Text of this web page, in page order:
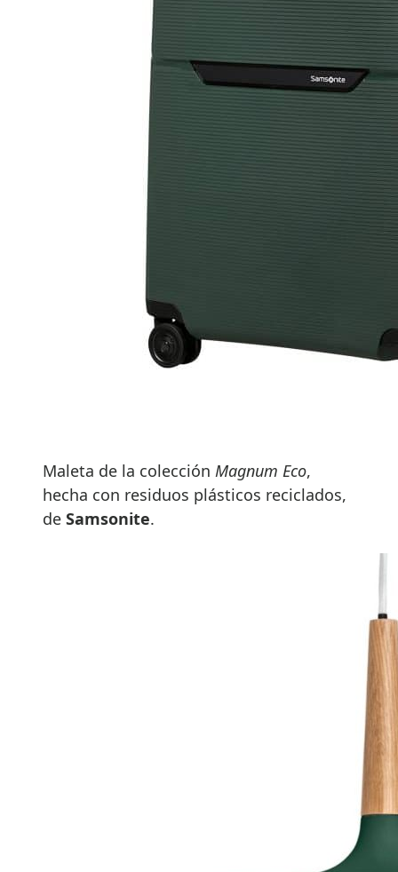
Maleta de la colección Magnum Eco,
hecha con residuos plásticos reciclados,
de Samsonite.